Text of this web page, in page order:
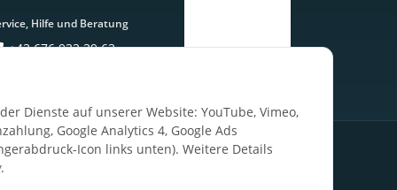
Dienste auf unserer Website: YouTube, Vimeo,
Google Analytics 4, Google Ads
Icon links unten). Weitere Details
.
Hilfe und Beratung
+43 676 933 39 63